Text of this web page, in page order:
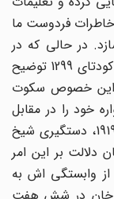
فردوست ما
در حالی که در
صدها کتاب معتبر، جزئیات این انتخاب برای کودتای 1299 توضیح
این خصوص سکوت
را در مقابل
انگلیسی ها معرفی کرد. اعلام بطلان قرارداد 1919، دستگیری شیخ
بر این امر
وابستگی اش به